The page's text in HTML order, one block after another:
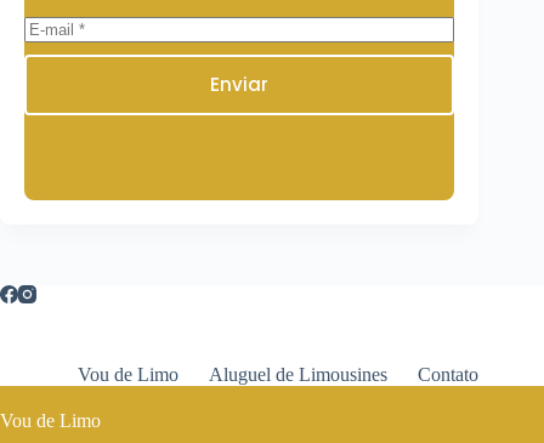
Enviar
Vou de Limo Aluguel de Limousines Contato
Vou de Limo